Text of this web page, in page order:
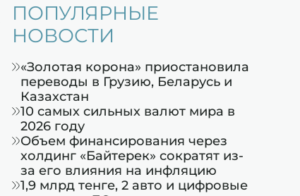
ПОПУЛЯРНЫЕ
НОВОСТИ
«Золотая корона» приостановила
переводы в Грузию, Беларусь и
Казахстан
10 самых сильных валют мира в
2026 году
Объем финансирования через
холдинг «Байтерек» сократят из-
за его влияния на инфляцию
1,9 млрд тенге, 2 авто и цифровые